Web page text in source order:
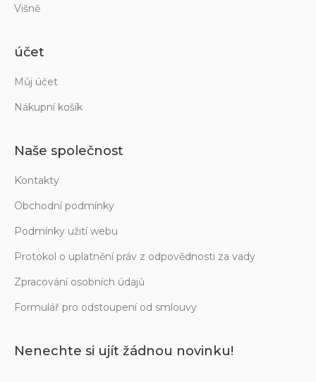
Višně
účet
Můj účet
Nákupní košík
Naše společnost
Kontakty
Obchodní podmínky
Podmínky užití webu
Protokol o uplatnění práv z odpovědnosti za vady
Zpracování osobních údajů
Formulář pro odstoupení od smlouvy
Nenechte si ujít žádnou novinku!